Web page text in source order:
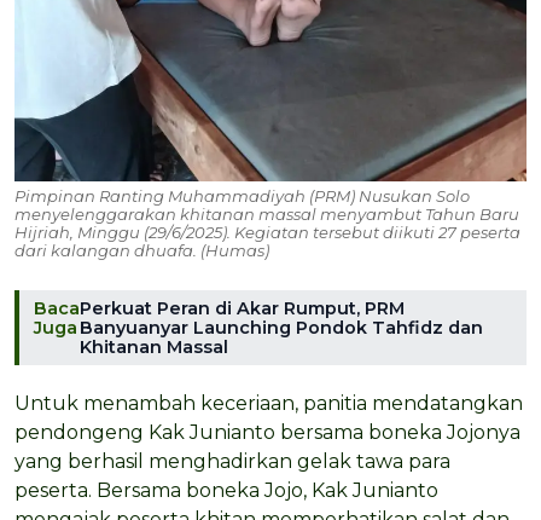
Pimpinan Ranting Muhammadiyah (PRM) Nusukan Solo
menyelenggarakan khitanan massal menyambut Tahun Baru
Hijriah, Minggu (29/6/2025). Kegiatan tersebut diikuti 27 peserta
dari kalangan dhuafa. (Humas)
Baca
Juga
Perkuat Peran di Akar Rumput, PRM
Banyuanyar Launching Pondok Tahfidz dan
Khitanan Massal
Untuk menambah keceriaan, panitia mendatangkan
pendongeng Kak Junianto bersama boneka Jojonya
yang berhasil menghadirkan gelak tawa para
peserta. Bersama boneka Jojo, Kak Junianto